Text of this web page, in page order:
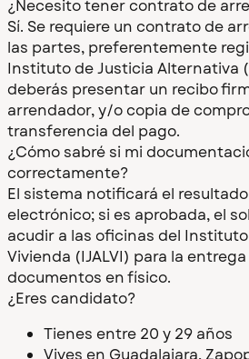
¿Necesito tener contrato de
Sí. Se requiere un contrato de
las partes, preferentemente
Instituto de Justicia Alternativa
deberás presentar un recibo
arrendador, y/o copia de
transferencia del pago.
¿Cómo sabré si mi
correctamente?
El sistema notificará el
electrónico; si es aprobada, el
acudir a las oficinas del
Vivienda (IJALVI) para la
documentos en físico.
¿Eres candidato?
Tienes entre 20 y 29 años
Vives en Guadalajara,